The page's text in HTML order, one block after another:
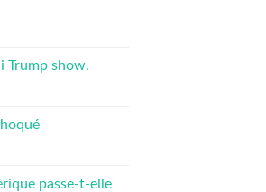
Trump show.
passe-t-elle